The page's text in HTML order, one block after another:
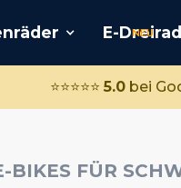
E-Dreirad
NEU
⭐️⭐️⭐️⭐️⭐️ 5.0bei
BIKES FÜR